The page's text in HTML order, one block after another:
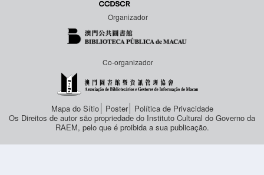
Organizador
Co-organizador
Mapa do Sítio Poster
Política de Privacidade
Os Direitos de autor são propriedade do Instituto Cultural do Governo da
RAEM, pelo que é proibida a sua publicação.